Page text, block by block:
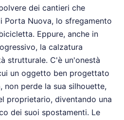
dei cantieri che
Porta Nuova, lo sfregamento
Eppure, anche in
la calzatura
strutturale. C'è un'onestà
un oggetto ben progettato
non perde la sua silhouette,
proprietario, diventando una
dei suoi spostamenti. Le